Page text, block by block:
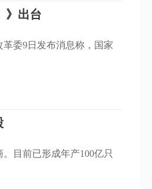
》出台
委9日发布消息称，国家
目前已形成年产100亿只